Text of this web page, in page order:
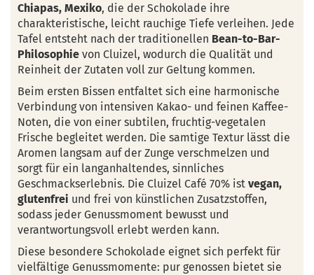
Chiapas, Mexiko, die der Schokolade ihre
charakteristische, leicht rauchige Tiefe verleihen. Jede
Tafel entsteht nach der traditionellen Bean-to-Bar-
Philosophie von Cluizel, wodurch die Qualität und
Reinheit der Zutaten voll zur Geltung kommen.
Beim ersten Bissen entfaltet sich eine harmonische
Verbindung von intensiven Kakao- und feinen Kaffee-
Noten, die von einer subtilen, fruchtig-vegetalen
Frische begleitet werden. Die samtige Textur lässt die
Aromen langsam auf der Zunge verschmelzen und
sorgt für ein langanhaltendes, sinnliches
Geschmackserlebnis. Die Cluizel Café 70% ist vegan,
glutenfrei und frei von künstlichen Zusatzstoffen,
sodass jeder Genussmoment bewusst und
verantwortungsvoll erlebt werden kann.
Diese besondere Schokolade eignet sich perfekt für
vielfältige Genussmomente: pur genossen bietet sie